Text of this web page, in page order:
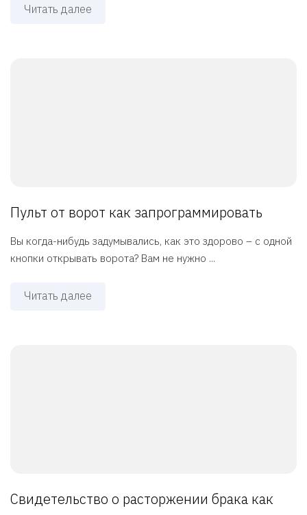
Читать далее
Пульт от ворот как запрограммировать
Вы когда-нибудь задумывались, как это здорово – с одной
кнопки открывать ворота? Вам не нужно ...
Читать далее
Свидетельство о расторжении брака как